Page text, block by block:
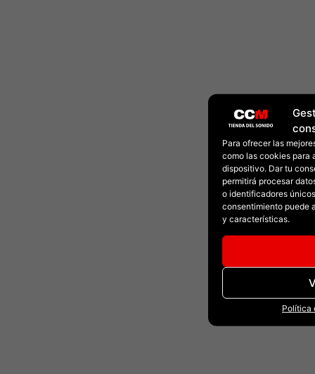
Para ofrecer las
como las cookies para
dispositivo. Dar tu
permitirá procesar
o identificadores
consentimiento puede
y características.
Política